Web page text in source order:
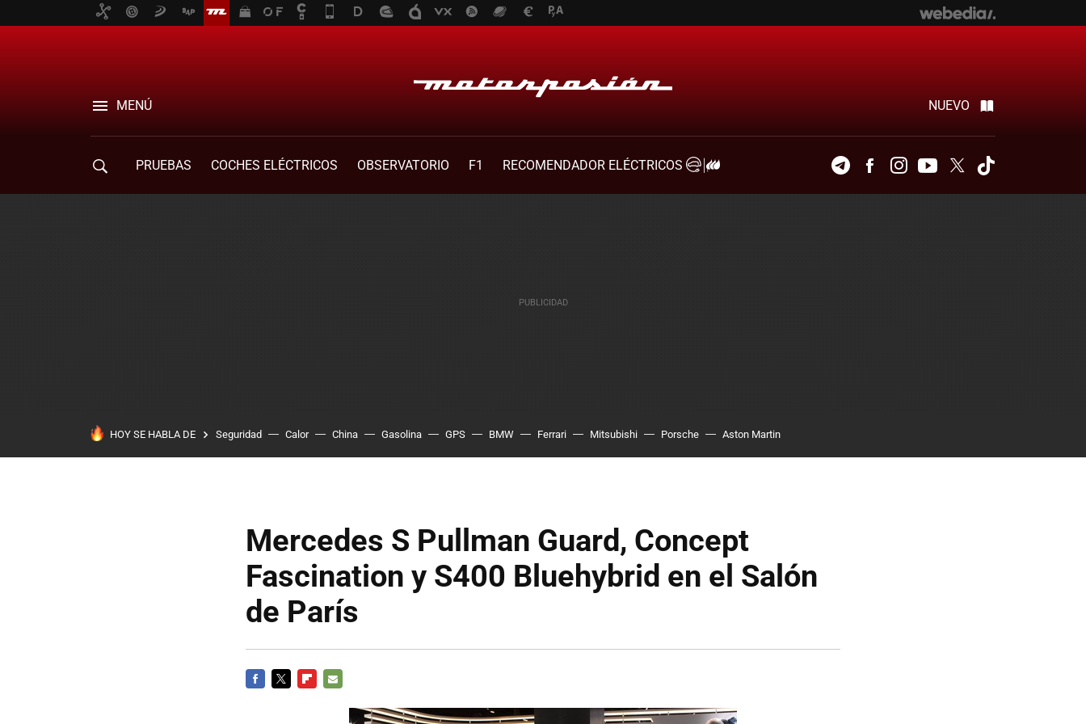
MENÚ NUEVO
PRUEBAS COCHES ELÉCTRICOS OBSERVATORIO F1
RECOMENDADOR ELÉCTRICOS
TelegramFacebookInstagramYoutubeTwitter
HOY SE HABLA DE Seguridad Calor China Gasolina GPS BMW Ferrari Mitsubishi Porsche Aston Martin
Mercedes S Pullman Guard, Concept
Fascination y S400 Bluehybrid en el Salón
de París